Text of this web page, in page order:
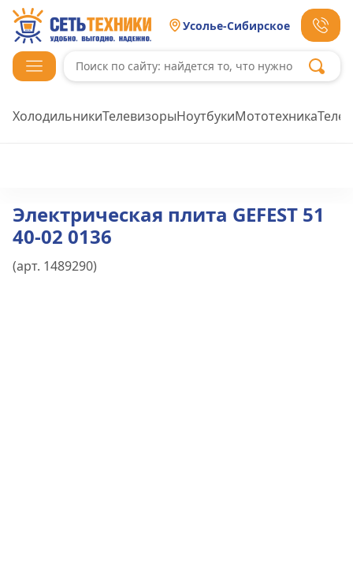
Усолье-Сибирское
ХолодильникиТелевизорыНоутбукиМототехника
Электрическая плита GEFEST 51
40-02 0136
(арт. 1489290)